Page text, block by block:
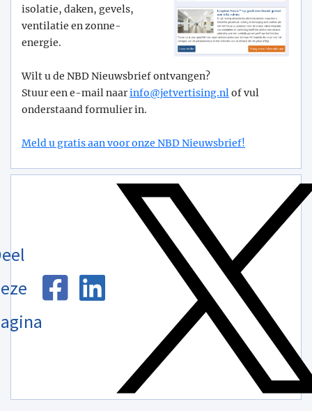
isolatie, daken, gevels,
ventilatie en zonne-
energie.
Wilt u de NBD Nieuwsbrief ontvangen?
Stuur een e-mail naarinfo@­jetvertising.nlof vul
onderstaand formulier in.
Meld u gratis aan voor onze NBD Nieuwsbrief!